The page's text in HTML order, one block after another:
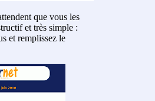
que vous les
et très simple :
et remplissez le